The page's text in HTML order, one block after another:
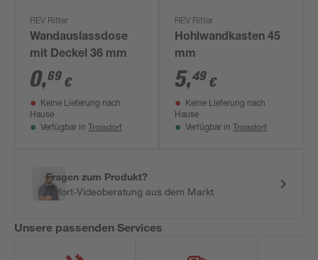
REV Ritter
Wandauslassdose
mit Deckel 36 mm
0,69 €
Keine Lieferung nach
Hause
Verfügbar in Troisdorf
REV Ritter
Hohlwandkasten 45
mm
5,49 €
Keine Lieferung nach
Hause
Verfügbar in Troisdorf
Fragen zum Produkt?
Sofort-Videoberatung aus dem Markt
Unsere passenden Services